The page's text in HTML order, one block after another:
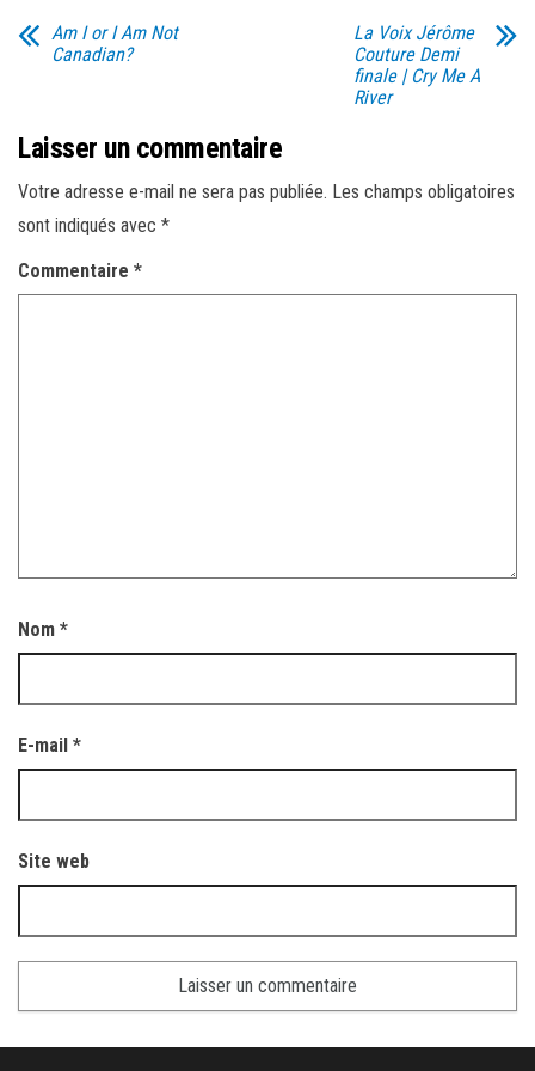
Am I or I Am Not
Canadian?
La Voix Jérôme
Couture Demi
finale | Cry Me A
River
Laisser un commentaire
Votre adresse e-mail ne sera pas publiée. Les champs obligatoires
sont indiqués avec *
Commentaire *
Nom *
E-mail *
Site web